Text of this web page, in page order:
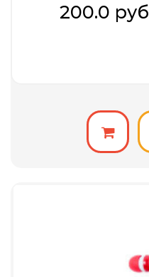
200.0 руб